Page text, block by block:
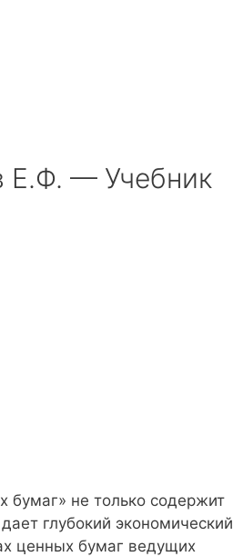
Е.Ф. — Учебник
бумаг» не только содержит
глубокий экономический
ценных бумаг ведущих